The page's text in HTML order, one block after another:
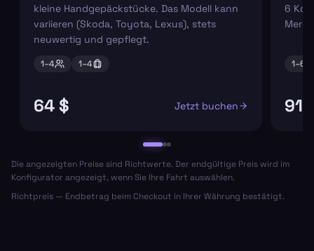
kleine Handgepäckstücke. Das Modell kann
variieren (Skoda, Toyota, Lexus), stets
neuwertig und gepflegt.
1–4 1–4
64 $ Jetzt buchen
6
1–6
91
Die angezeigten Preise sind Richtwerte. Der endgültige Preis wird im
Konfigurator angezeigt, wenn Sie Ihre Fahrt auswählen.
Richtpreis — Endbetrag beim Checkout in Ihrer Währung bestätigt.